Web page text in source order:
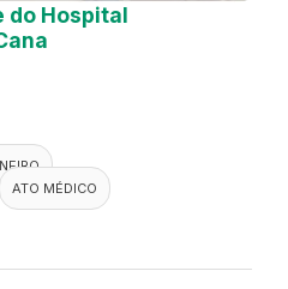
do Hospital
ATO MÉDICO